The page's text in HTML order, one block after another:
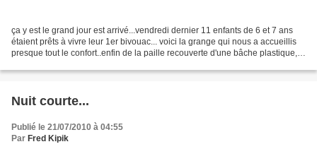
ça y est le grand jour est arrivé...vendredi dernier 11 enfants de 6 et 7 ans
étaient prêts à vivre leur 1er bivouac... voici la grange qui nous a accueillis
presque tout le confort..enfin de la paille recouverte d'une bâche plastique,
Nuit courte...
Publié le 21/07/2010 à 04:55
Par Fred Kipik